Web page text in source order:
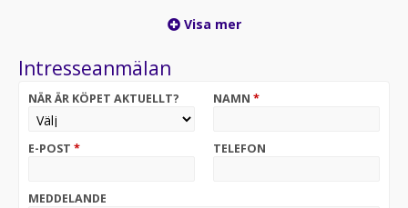
körning i teknisk terräng som ingen annan kan matcha.
Visa mer
Intresseanmälan
NÄR ÄR KÖPET AKTUELLT? NAMN *
E-POST * TELEFON
MEDDELANDE